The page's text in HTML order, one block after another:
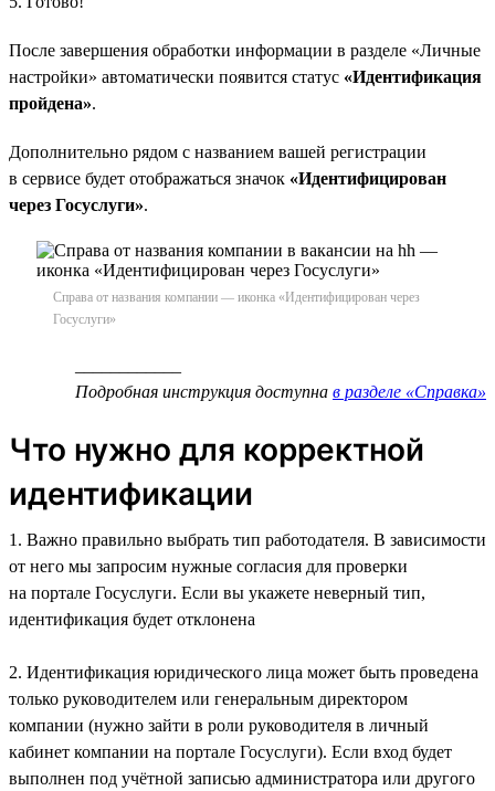
После завершения обработки информации в разделе «Личные
настройки» автоматически появится статус «Идентификация
пройдена».
Дополнительно рядом с названием вашей регистрации
в сервисе будет отображаться значок «Идентифицирован
через Госуслуги».
Справа от названия компании — иконка «Идентифицирован через
Госуслуги»
Подробная инструкция доступна в разделе «Справка»
Что нужно для корректной
идентификации
1. Важно правильно выбрать тип работодателя. В зависимости
от него мы запросим нужные согласия для проверки
на портале Госуслуги. Если вы укажете неверный тип,
идентификация будет отклонена
2. Идентификация юридического лица может быть проведена
только руководителем или генеральным директором
компании (нужно зайти в роли руководителя в личный
кабинет компании на портале Госуслуги). Если вход будет
выполнен под учётной записью администратора или другого